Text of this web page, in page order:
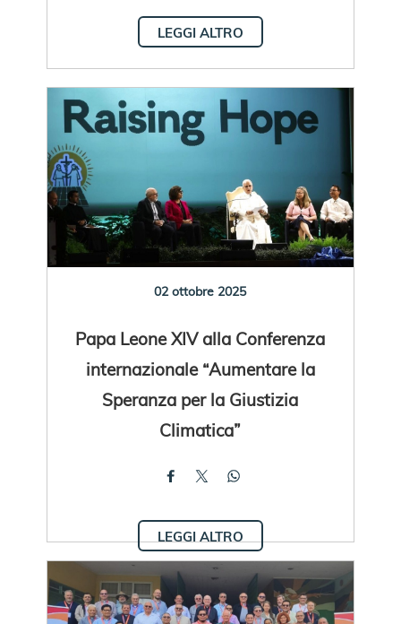
LEGGI ALTRO
02 ottobre 2025
Papa Leone XIV alla Conferenza
internazionale “Aumentare la
Speranza per la Giustizia
Climatica”
LEGGI ALTRO